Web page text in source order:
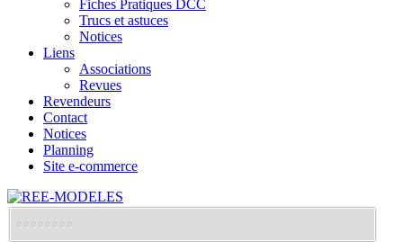
Fiches Pratiques DCC
Trucs et astuces
Notices
Liens
Associations
Revues
Revendeurs
Contact
Notices
Planning
Site e-commerce